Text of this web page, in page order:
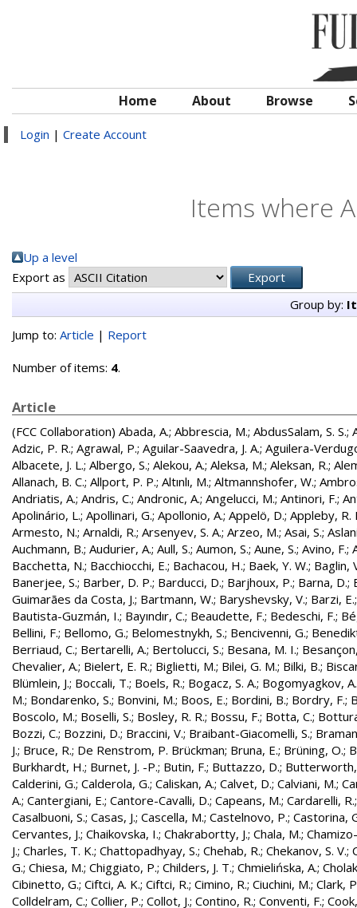
Home About Browse
Login | Create Account
Items where
Up a level
Export as
Group by:
Jump to: Article | Report
Number of items: 4.
Article
(FCC Collaboration) Abada, A.; Abbrescia, M.; AbdusSalam, S. S.;
Adzic, P. R.; Agrawal, P.; Aguilar-Saavedra, J. A.; Aguilera-
Albacete, J. L.; Albergo, S.; Alekou, A.; Aleksa, M.; Aleksan, R.;
Allanach, B. C.; Allport, P. P.; Altınlı, M.; Altmannshofer, W.;
Andriatis, A.; Andris, C.; Andronic, A.; Angelucci, M.; Antinori, F.;
Apolinário, L.; Apollinari, G.; Apollonio, A.; Appelö, D.; Appleby, R.
Armesto, N.; Arnaldi, R.; Arsenyev, S. A.; Arzeo, M.; Asai, S.;
Auchmann, B.; Audurier, A.; Aull, S.; Aumon, S.; Aune, S.; Avino, F.;
Bacchetta, N.; Bacchiocchi, E.; Bachacou, H.; Baek, Y. W.; Baglin,
Banerjee, S.; Barber, D. P.; Barducci, D.; Barjhoux, P.; Barna, D.;
Guimarães da Costa, J.; Bartmann, W.; Baryshevsky, V.; Barzi, E.
Bautista-Guzmán, I.; Bayındır, C.; Beaudette, F.; Bedeschi, F.;
Bellini, F.; Bellomo, G.; Belomestnykh, S.; Bencivenni, G.;
Berriaud, C.; Bertarelli, A.; Bertolucci, S.; Besana, M. I.;
Chevalier, A.; Bielert, E. R.; Biglietti, M.; Bilei, G. M.; Bilki, B.;
Blümlein, J.; Boccali, T.; Boels, R.; Bogacz, S. A.; Bogomyagkov, A.
M.; Bondarenko, S.; Bonvini, M.; Boos, E.; Bordini, B.; Bordry, F.;
Boscolo, M.; Boselli, S.; Bosley, R. R.; Bossu, F.; Botta, C.;
Bozzi, C.; Bozzini, D.; Braccini, V.; Braibant-Giacomelli, S.;
J.; Bruce, R.; De Renstrom, P. Brückman; Bruna, E.; Brüning, O.;
Burkhardt, H.; Burnet, J. -P.; Butin, F.; Buttazzo, D.;
Calderini, G.; Calderola, G.; Caliskan, A.; Calvet, D.; Calviani, M.;
A.; Cantergiani, E.; Cantore-Cavalli, D.; Capeans, M.; Cardarelli, R.
Casalbuoni, S.; Casas, J.; Cascella, M.; Castelnovo, P.; Castorina,
Cervantes, J.; Chaikovska, I.; Chakrabortty, J.; Chala, M.;
J.; Charles, T. K.; Chattopadhyay, S.; Chehab, R.; Chekanov, S. V.;
G.; Chiesa, M.; Chiggiato, P.; Childers, J. T.; Chmielińska, A.;
Cibinetto, G.; Ciftci, A. K.; Ciftci, R.; Cimino, R.; Ciuchini, M.; Clark,
Colldelram, C.; Collier, P.; Collot, J.; Contino, R.; Conventi, F.;